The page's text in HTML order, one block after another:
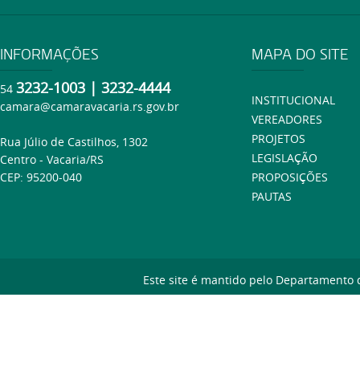
INFORMAÇÕES
54 3232-1003 | 3232-4444
camara@camaravacaria.rs.gov.br
Rua Júlio de Castilhos, 1302
Centro - Vacaria/RS
CEP: 95200-040
MAPA DO SITE
INSTITUCIONAL
VEREADORES
PROJETOS
LEGISLAÇÃO
PROPOSIÇÕES
PAUTAS
Este site é mantido pelo